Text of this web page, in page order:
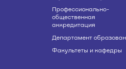
Профессионально-
общественная
аккредитация
Департамент
Факультеты и кафедры